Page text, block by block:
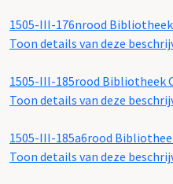
1505-III-176nrood
Toon details van deze
1505-III-185rood Bibliotheek
Toon details van deze
1505-III-185a6rood
Toon details van deze